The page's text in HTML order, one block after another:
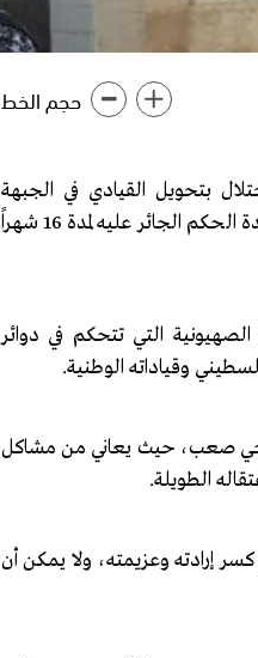
حجم الخط
بتحويل القيادي في الجبهة
الشعبية ناصر أبو خضير "أبوعنان" إلى الاعتقال الإداري وذلك بعد انتهاء مدة الحكم الجائر عليه لمدة 16 شهراً
التي تتحكم في دوائر
وقياداته الوطنية.
صحي صعب، حيث يعاني من مشاكل
الطويلة.
إرادته وعزيمته، ولا يمكن أن